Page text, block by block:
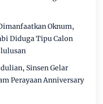
Oknum,
Diduga Tipu Calon
Sinsen Gelar
Perayaan Anniversary